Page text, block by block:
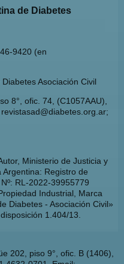
de Diabetes
9420 (en
Asociación Civil
8°, ofic. 74, (C1057AAU),
Ministerio de Justicia y
Registro de
RL-2022-39955779
Industrial, Marca
Diabetes - Asociación Civil»
1.404/13.
202, piso 9°, ofic. B (1406),